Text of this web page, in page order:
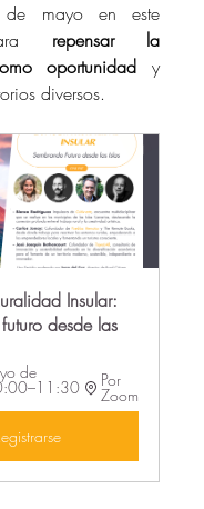
mayo en este
repensar la
oportunidad y
diversos.
Insular:
desde las
de Por
Zoom